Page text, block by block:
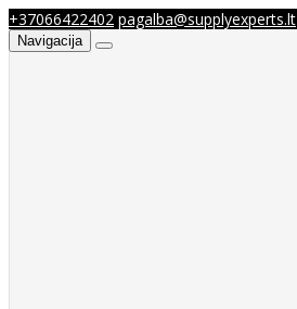
+37066422402 pagalba@supplyexperts.lt
Navigacija